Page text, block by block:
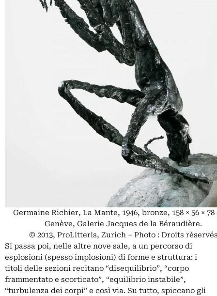
Germaine Richier, La Mante, 1946, bronze, 158 × 56 × 78
Genève, Galerie Jacques de la Béraudière.
© 2013, ProLitteris, Zurich – Photo : Droits
Si passa poi, nelle altre nove sale, a un percorso di
esplosioni (spesso implosioni) di forme e struttura: i
titoli delle sezioni recitano “disequilibrio”, “corpo
frammentato e scorticato”, “equilibrio instabile”,
“turbulenza dei corpi” e così via. Su tutto, spiccano gli